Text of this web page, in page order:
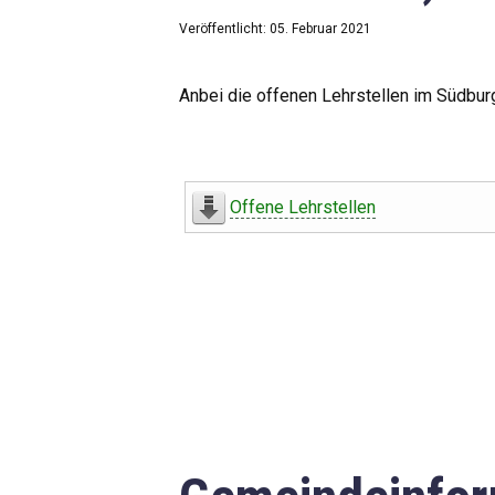
Veröffentlicht: 05. Februar 2021
Anbei die offenen Lehrstellen im
Offene Lehrstellen